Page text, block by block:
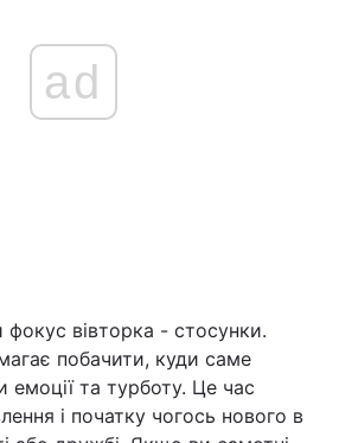
ad
вівторка - стосунки.
побачити, куди саме
емоції та турботу. Це час
і початку чогось нового в